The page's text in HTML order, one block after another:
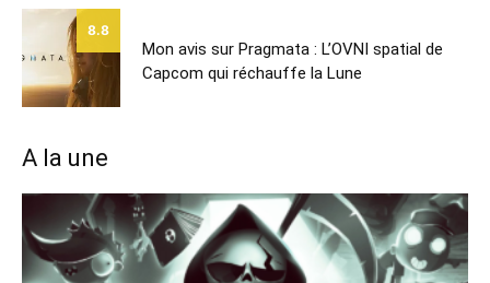
8.8
Mon avis sur Pragmata : L’OVNI spatial de
Capcom qui réchauffe la Lune
A la une